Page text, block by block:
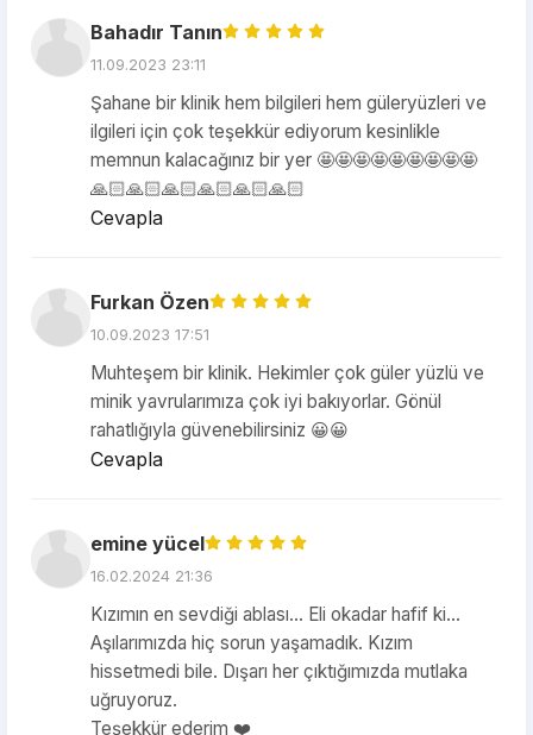
Bahadır Tanın
11.09.2023 23:11
Şahane bir klinik hem bilgileri hem güleryüzleri ve
ilgileri için çok teşekkür ediyorum kesinlikle
memnun kalacağınız bir yer 🤩🤩🤩🤩🤩🤩🤩🤩🤩
🙏🏻🙏🏻🙏🏻🙏🏻🙏🏻🙏🏻
Cevapla
Furkan Özen
10.09.2023 17:51
Muhteşem bir klinik. Hekimler çok güler yüzlü ve
minik yavrularımıza çok iyi bakıyorlar. Gönül
rahatlığıyla güvenebilirsiniz 😀😀
Cevapla
emine yücel
16.02.2024 21:36
Kızımın en sevdiği ablası... Eli okadar hafif ki...
Aşılarımızda hiç sorun yaşamadık. Kızım
hissetmedi bile. Dışarı her çıktığımızda mutlaka
uğruyoruz.
Teşekkür ederim ❤️